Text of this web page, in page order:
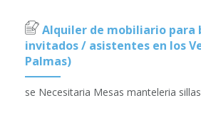
Alquiler de mobiliario para
invitados / asistentes en los
Palmas)
se Necesitaria Mesas manteleria